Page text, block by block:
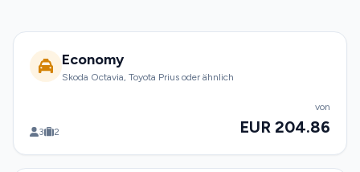
Economy
Skoda Octavia, Toyota Prius oder ähnlich
3 2
von
EUR 204.86